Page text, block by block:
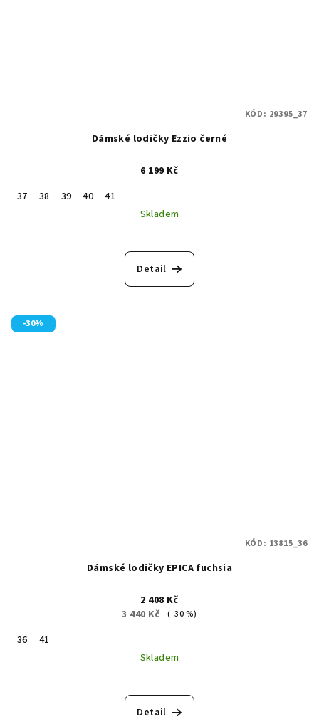
Dámské lodičky Ezzio černé
6 199 Kč
37
38 39 40
41
Skladem
Detail
KÓD: 29395_37
-30%
Dámské lodičky EPICA fuchsia
2 408 Kč
3 440 Kč
(–30 %)
36
41
Skladem
Detail
KÓD: 13815_36